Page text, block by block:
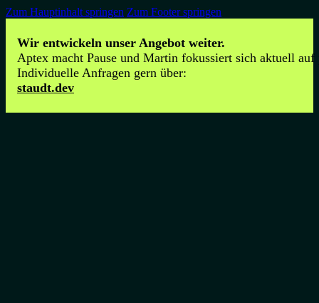
Zum Hauptinhalt springen Zum Footer springen
Wir entwickeln unser Angebot weiter.
Aptex macht Pause und Martin fokussiert sich aktuell auf
Individuelle Anfragen gern über:
staudt.dev